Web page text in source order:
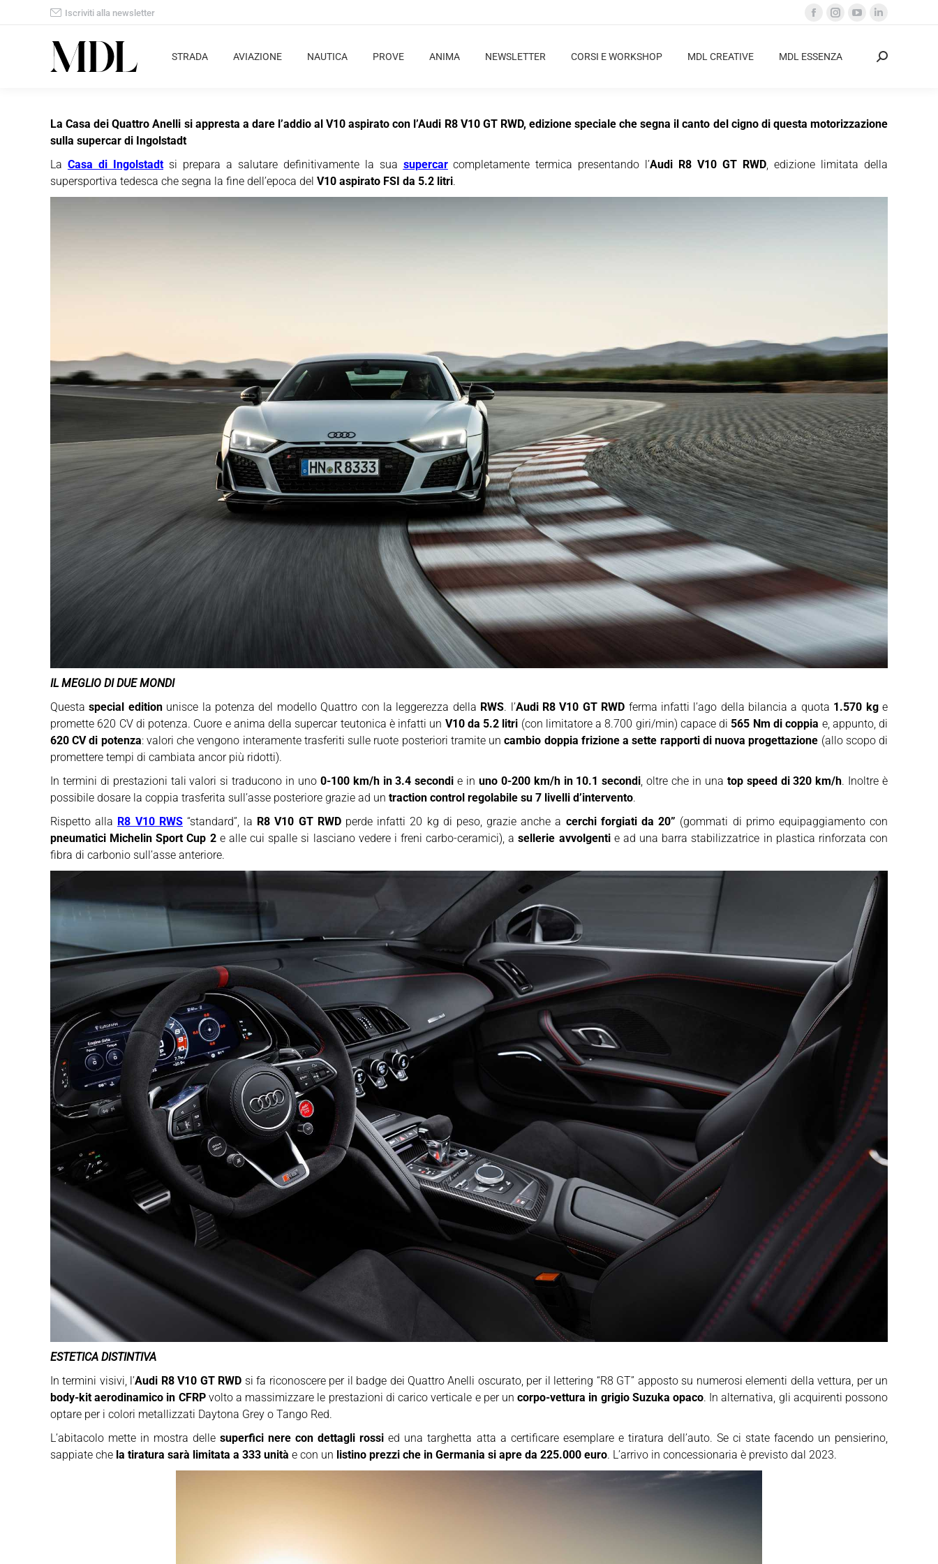
Iscriviti alla newsletter
Facebook
opens
Instagram
opens
YouTube
opens
Linkedin
opens
STRADA AVIAZIONE NAUTICA PROVE ANIMA NEWSLETTER CORSI E WORKSHOP MDL CREATIVE MDL ESSENZA Cerca:
La Casa dei Quattro Anelli si appresta a dare l’addio al V10 aspirato con l’Audi R8 V10 GT RWD, edizione speciale che segna il canto del cigno di questa motorizzazione
sulla supercar di Ingolstadt
La Casa di Ingolstadtsi prepara a salutare definitivamente la sua supercarcompletamente termica presentando l’Audi R8 V10 GT RWD, edizione limitata della
supersportiva tedesca che segna la fine dell’epoca del V10 aspirato FSI da 5.2 litri.
IL MEGLIO DI DUE MONDI
Questaspecial editionunisce la potenza del modello Quattro con la leggerezza della RWS. l’Audi R8 V10 GT RWD ferma infatti l’ago della bilancia a quota 1.570 kge
promette 620 CV di potenza. Cuore e anima della supercar teutonica è infatti un V10 da 5.2 litri (con limitatore a 8.700 giri/min) capace di565 Nm di coppia e, appunto, di
620 CV di potenza: valori che vengono interamente trasferiti sulle ruote posteriori tramite uncambio doppia frizione a sette rapporti di nuova progettazione (allo scopo di
promettere tempi di cambiata ancor più ridotti).
In termini di prestazioni tali valori si traducono in uno 0-100 km/h in 3.4 secondi e in uno 0-200 km/h in 10.1 secondi, oltre che in una top speed di 320 km/h. Inoltre è
possibile dosare la coppia trasferita sull’asse posteriore grazie ad un traction control regolabile su 7 livelli d’intervento.
Rispetto alla R8 V10 RWS“standard”, la R8 V10 GT RWDperde infatti 20 kg di peso, grazie anche a cerchi forgiati da 20” (gommati di primo equipaggiamento con
pneumatici Michelin Sport Cup 2e alle cui spalle si lasciano vedere i freni carbo-ceramici), asellerie avvolgentie ad una barra stabilizzatrice in plastica rinforzata con
fibra di carbonio sull’asse anteriore.
ESTETICA DISTINTIVA
In termini visivi, l’Audi R8 V10 GT RWD si fa riconoscere per il badge dei Quattro Anelli oscurato, per il lettering “R8 GT” apposto su numerosi elementi della vettura, per un
body-kit aerodinamico in CFRPvolto a massimizzare le prestazioni di carico verticale e per uncorpo-vettura in grigio Suzuka opaco. In alternativa, gli acquirenti possono
optare per i colori metallizzati Daytona Grey o Tango Red.
L’abitacolo mette in mostra dellesuperfici nere con dettagli rossi ed una targhetta atta a certificare esemplare e tiratura dell’auto. Se ci state facendo un pensierino,
sappiate che la tiratura sarà limitata a 333 unità e con un listino prezzi che in Germania si apre da 225.000 euro. L’arrivo in concessionaria è previsto dal 2023.